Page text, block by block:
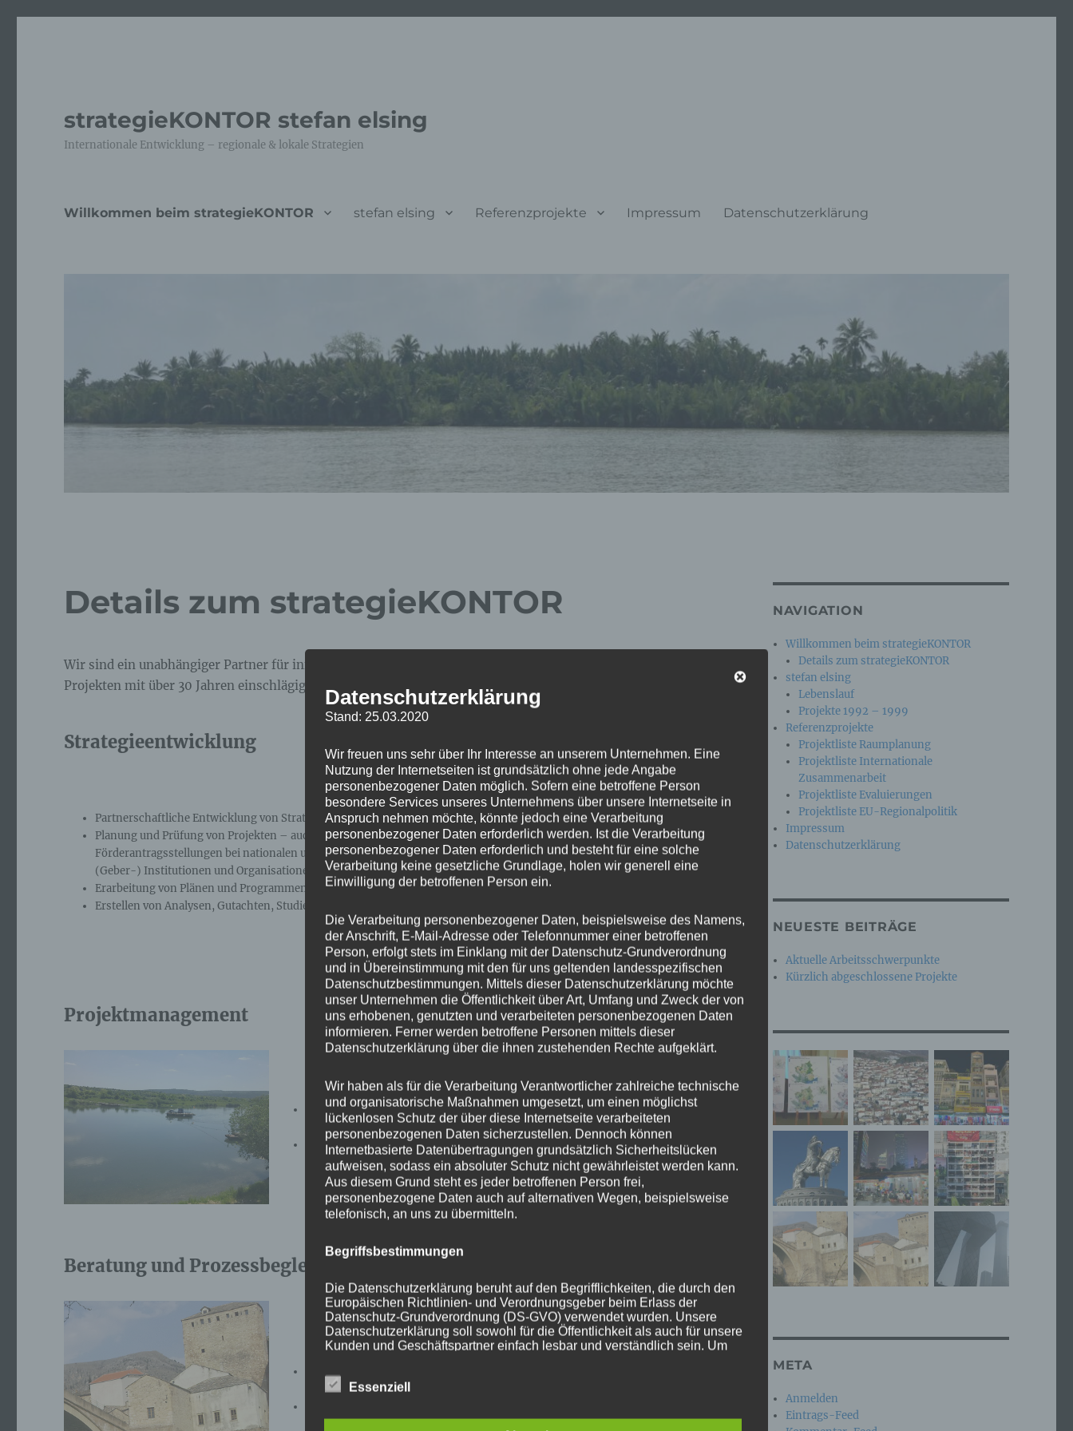
strategieKONTOR stefan elsing
Internationale Entwicklung – regionale & lokale Strategien
Willkommen beim strategieKONTOR stefan elsing Referenzprojekte Impressum Datenschutzerklärung
Details zum strategieKONTOR
Wir sind ein unabhängiger Partner für innovative Lösungen vor allem in internationalen Programmen und
Projekten mit über 30 Jahren einschlägiger Erfahrung.
Strategieentwicklung
Partnerschaftliche Entwicklung von Strategien;
Planung und Prüfung von Projekten – auch im Rahmen von
Förderantragsstellungen bei nationalen und internationalen
(Geber-) Institutionen und Organisationen;
Erarbeitung von Plänen und Programmen;
Erstellen von Analysen, Gutachten, Studien.
Projektmanagement
Unterstützung der Umsetzung von Projekten nationaler und
internationaler Geber,
Management Supportfür EU-Programme und Projekte, vor allem für
grenzüberschreitende und transnationale Kooperationen.
Beratung und Prozessbegleitung
& Stadtentwicklung, Governance & Konflikt, sowie Medienentwicklung;
NAVIGATION
Willkommen beim strategieKONTOR
Details zum strategieKONTOR
stefan elsing
Lebenslauf
Projekte 1992 – 1999
Referenzprojekte
Projektliste Raumplanung
Projektliste Internationale
Zusammenarbeit
Projektliste Evaluierungen
Projektliste EU-Regionalpolitik
Impressum
Datenschutzerklärung
NEUESTE BEITRÄGE
Aktuelle Arbeitsschwerpunkte
Kürzlich abgeschlossene Projekte
META
Anmelden
Eintrags-Feed
Datenschutzerklärung
Stand: 25.03.2020
Wir freuen uns sehr über Ihr Interesse an unserem Unternehmen. Eine
Nutzung der Internetseiten ist grundsätzlich ohne jede Angabe
personenbezogener Daten möglich. Sofern eine betroffene Person
besondere Services unseres Unternehmens über unsere Internetseite in
Anspruch nehmen möchte, könnte jedoch eine Verarbeitung
personenbezogener Daten erforderlich werden. Ist die Verarbeitung
personenbezogener Daten erforderlich und besteht für eine solche
Verarbeitung keine gesetzliche Grundlage, holen wir generell eine
Einwilligung der betroffenen Person ein.
Die Verarbeitung personenbezogener Daten, beispielsweise des Namens,
der Anschrift, E-Mail-Adresse oder Telefonnummer einer betroffenen
Person, erfolgt stets im Einklang mit der Datenschutz-Grundverordnung
und in Übereinstimmung mit den für uns geltenden landesspezifischen
Datenschutzbestimmungen. Mittels dieser Datenschutzerklärung möchte
unser Unternehmen die Öffentlichkeit über Art, Umfang und Zweck der von
uns erhobenen, genutzten und verarbeiteten personenbezogenen Daten
informieren. Ferner werden betroffene Personen mittels dieser
Datenschutzerklärung über die ihnen zustehenden Rechte aufgeklärt.
Wir haben als für die Verarbeitung Verantwortlicher zahlreiche technische
und organisatorische Maßnahmen umgesetzt, um einen möglichst
lückenlosen Schutz der über diese Internetseite verarbeiteten
personenbezogenen Daten sicherzustellen. Dennoch können
Internetbasierte Datenübertragungen grundsätzlich Sicherheitslücken
aufweisen, sodass ein absoluter Schutz nicht gewährleistet werden kann.
Aus diesem Grund steht es jeder betroffenen Person frei,
personenbezogene Daten auch auf alternativen Wegen, beispielsweise
telefonisch, an uns zu übermitteln.
Begriffsbestimmungen
Die Datenschutzerklärung beruht auf den Begrifflichkeiten, die durch den
Europäischen Richtlinien- und Verordnungsgeber beim Erlass der
Datenschutz-Grundverordnung (DS-GVO) verwendet wurden. Unsere
Datenschutzerklärung soll sowohl für die Öffentlichkeit als auch für unsere
Kunden und Geschäftspartner einfach lesbar und verständlich sein. Um
Begrifflichkeiten erläutern.
Essenziell